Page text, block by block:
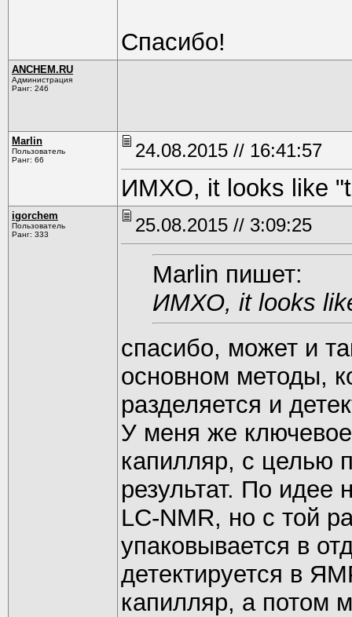
Спасибо!
ANCHEM.RU
Администрация
Ранг: 246
Marlin
Пользователь
Ранг: 66
24.08.2015 // 16:41:57
ИМХО, it looks like
igorchem
Пользователь
Ранг: 333
25.08.2015 // 3:09:25
Marlin пишет:
ИМХО, it looks
спасибо, может и
основном методы,
разделяется и
У меня же
капилляр, с целью
результат. По идее
LC-NMR, но с той
упаковывается в
детектируется в
капилляр, а потом